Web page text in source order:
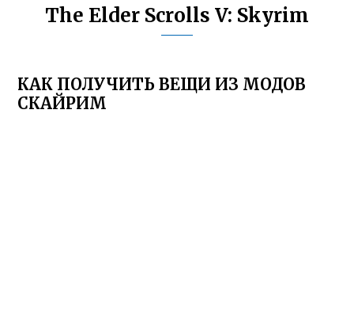
The Elder Scrolls V: Skyrim
КАК ПОЛУЧИТЬ ВЕЩИ ИЗ МОДОВ
СКАЙРИМ